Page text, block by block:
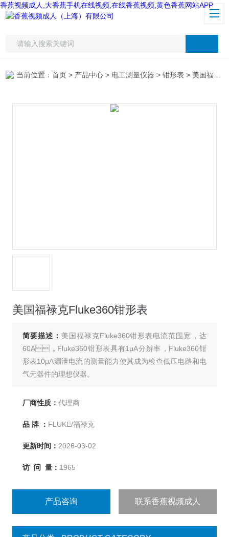
香蕉视频成人,大香蕉手机在线视频,在线香蕉视频,黄色香蕉网站APP
当前位置：首页 > 产品中心 > 电工测量仪器 >钳形表 > 美国福禄克Fluke360钳形表
美国福禄克Fluke360钳形表
简要描述： 美国福禄克Fluke360钳形表电流范围宽，达
60A，Fluke360钳形表具有1μA分辨率，Fluke360钳
形表10μA漏泄电流的测量能力使其成为检查低压电路和电
气元器件的理想仪器。
厂商性质： 代理商
品 牌 ： FLUKE/福禄克
更新时间： 2026-03-02
访 问 量： 1965
产品咨询 联系香蕉视频成人